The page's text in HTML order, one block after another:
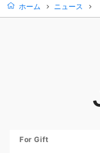
ホーム ニュース
For Gift